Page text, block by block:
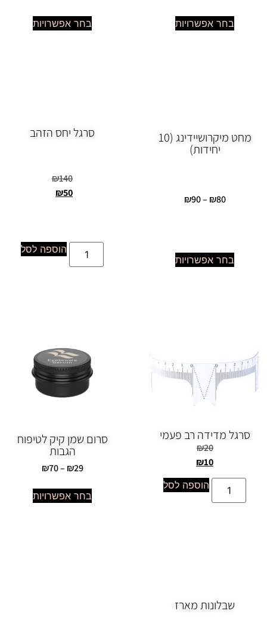
בחר אפשרויות בחר אפשרויות
מחט מיקרושיידינג (10
יחידות)
₪80
–
₪90
בחר אפשרויות
סרגל יחס הזהב
₪140
₪50
הוספה לסל
סרגל מדידה רב פעמי
₪20
₪10
הוספה לסל
סרום שמן קיק לטיפוח
הגבות
₪29
–
₪70
בחר אפשרויות
שבלונות מארז